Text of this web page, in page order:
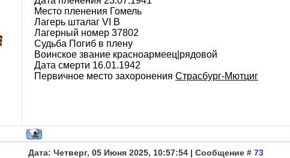
Место пленения Гомель
Лагерь шталаг VI B
Лагерный номер 37802
Судьба Погиб в плену
Воинское звание красноармеец|рядовой
Дата смерти 16.01.1942
Первичное место захоронения Страсбург-Мютциг
Дата: Четверг, 05 Июня 2025, 10:57:54 | Сообщение # 73